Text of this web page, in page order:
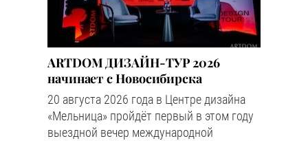
ARTDOM ДИЗАЙН-ТУР 2026
начинает с Новосибирска
20 августа 2026 года в Центре дизайна
«Мельница» пройдёт первый в этом году
выездной вечер международной